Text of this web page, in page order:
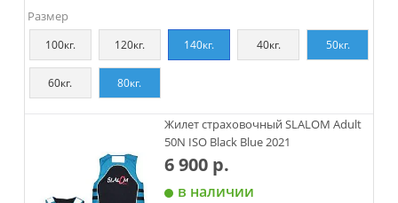
Размер
100кг. 120кг. 140кг. 40кг. 50кг.
60кг. 80кг.
Жилет страховочный SLALOM Adult
50N ISO Black Blue 2021
6 900 р.
в наличии